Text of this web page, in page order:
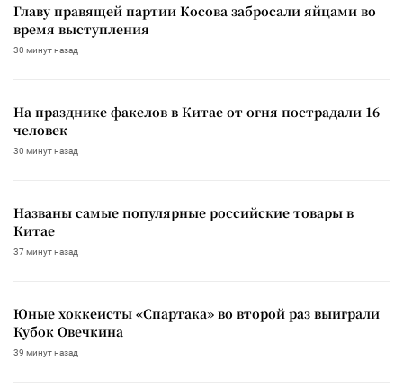
Главу правящей партии Косова забросали яйцами во
время выступления
30 минут назад
На празднике факелов в Китае от огня пострадали 16
человек
30 минут назад
Названы самые популярные российские товары в
Китае
37 минут назад
Юные хоккеисты «Спартака» во второй раз выиграли
Кубок Овечкина
39 минут назад